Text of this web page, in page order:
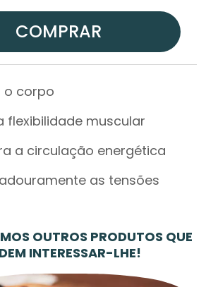
COMPRAR
o corpo
flexibilidade muscular
a circulação energética
as tensões
OUTROS PRODUTOS QUE
INTERESSAR-LHE!